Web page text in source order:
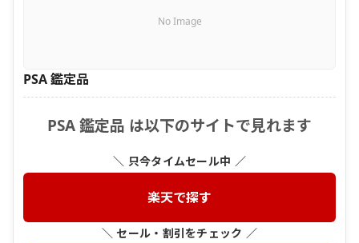
No Image
PSA 鑑定品
PSA 鑑定品 は以下のサイトで見れます
＼ 只今タイムセール中 ／
楽天で探す
＼ セール・割引をチェック ／